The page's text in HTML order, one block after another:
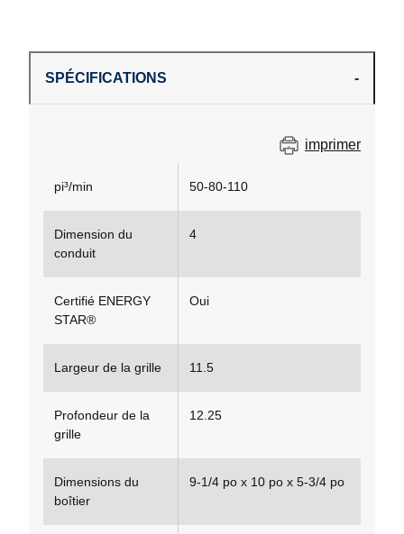
SPÉCIFICATIONS
imprimer
pi³/min 50-80-110
Dimension du
conduit
4
Certifié ENERGY
STAR®
Oui
Largeur de la grille 11.5
Profondeur de la
grille
12.25
Dimensions du
boîtier
9-1/4 po x 10 po x 5-3/4 po